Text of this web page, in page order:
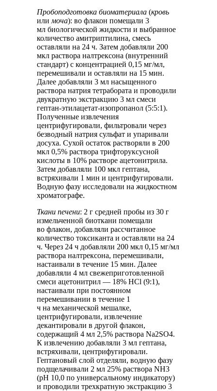
Пробоподготовка биоматериала (кровь
или моча): во флакон помещали 3
мл биологической жидкости и выбранное
количество амитриптилина, смесь
оставляли на 24 ч. Затем добавляли 200
мкл раствора налтрексона (внутренний
стандарт) с концентрацией 0,15 мг/мл,
перемешивали и оставляли на 15 мин.
Далее добавляли 3 мл насыщенного
раствора натрия тетрабората и проводили
двукратную экстракцию 3 мл смеси
гептан-этилацетат-изопропанол (5:5:1).
Полученные извлечения
центрифугировали, фильтровали через
безводный натрия сульфат и упаривали
досуха. Сухой остаток растворяли в 200
мкл 0,5% раствора трифторуксусной
кислоты в 10% растворе ацетонитрила.
Затем добавляли 100 мкл гептана,
встряхивали 1 мин и центрифугировали.
Водную фазу исследовали на жидкостном
хроматографе.
Ткани печени: 2 г средней пробы из 30 г
измельченной биоткани помещали
во флакон, добавляли рассчитанное
количество токсиканта и оставляли на 24
ч. Через 24 ч добавляли 200 мкл 0,15 мг/мл
раствора налтрексона, перемешивали,
настаивали в течение 15 мин. Далее
добавляли 4 мл свежеприготовленной
смеси ацетонитрил — 18% HCl (9:1),
настаивали при постоянном
перемешивании в течение 1
ч на механической мешалке,
центрифугировали, извлечение
декантировали в другой флакон,
содержащий 4 мл 2,5% раствора Na2SO4.
К извлечению добавляли 3 мл гептана,
встряхивали, центрифугировали.
Гептановый слой отделяли, водную фазу
подщелачивали 2 мл 25% раствора NH3
(рН 10,0 по универсальному индикатору)
и проводили трехкратную экстракцию 3